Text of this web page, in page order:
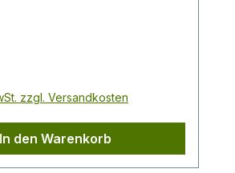
mit doppeltem 900D-
wind- und wasserdicht
mit laminierter
Nähte atmungsaktives
und verstellbare
zzgl. Versandkosten
In den Warenkorb